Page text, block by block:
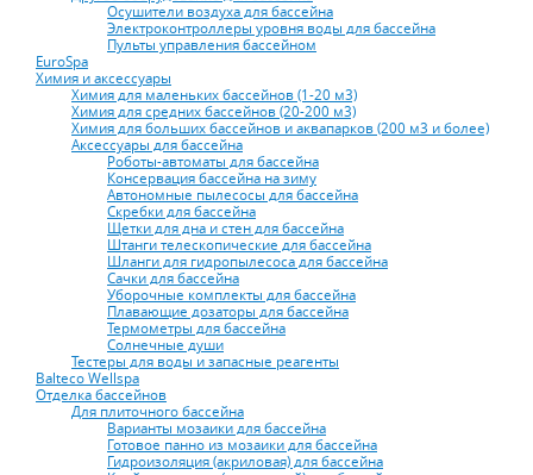
Осушители воздуха для бассейна
Электроконтроллеры уровня воды для бассейна
Пульты управления бассейном
EuroSpa
Химия и аксессуары
Химия для маленьких бассейнов (1-20 м3)
Химия для средних бассейнов (20-200 м3)
Химия для больших бассейнов и аквапарков (200 м3 и более)
Аксессуары для бассейна
Роботы-автоматы для бассейна
Консервация бассейна на зиму
Автономные пылесосы для бассейна
Скребки для бассейна
Щетки для дна и стен для бассейна
Штанги телескопические для бассейна
Шланги для гидропылесоса для бассейна
Сачки для бассейна
Уборочные комплекты для бассейна
Плавающие дозаторы для бассейна
Термометры для бассейна
Солнечные души
Тестеры для воды и запасные реагенты
Balteco Wellspa
Отделка бассейнов
Для плиточного бассейна
Варианты мозаики для бассейна
Готовое панно из мозаики для бассейна
Гидроизоляция (акриловая) для бассейна